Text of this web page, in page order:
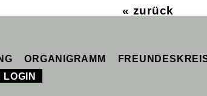
« zurück
ORGANIGRAMM
LOGIN